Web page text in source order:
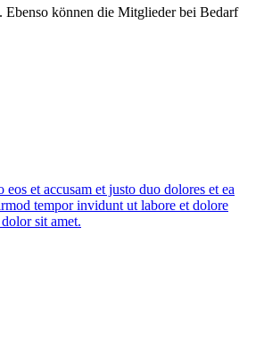
Ebenso können die Mitglieder bei Bedarf
et accusam et justo duo dolores et ea
tempor invidunt ut labore et dolore
sit amet.